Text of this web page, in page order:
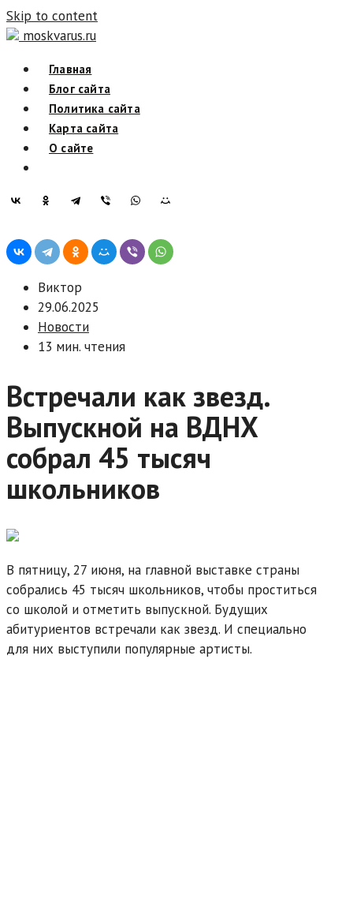
Skip to content
moskvarus.ru
Главная
Блог сайта
Политика сайта
Карта сайта
О сайте
Виктор
29.06.2025
Новости
13 мин. чтения
Встречали как звезд.
Выпускной на ВДНХ
собрал 45 тысяч
школьников
В пятницу, 27 июня, на главной выставке страны
собрались 45 тысяч школьников, чтобы проститься
со школой и отметить выпускной. Будущих
абитуриентов встречали как звезд. И специально
для них выступили популярные артисты.